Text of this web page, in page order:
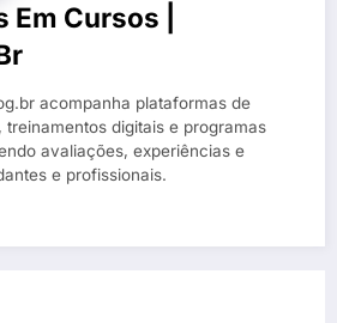
Cursos |
acompanha plataformas de
treinamentos digitais e programas
avaliações, experiências e
e profissionais.